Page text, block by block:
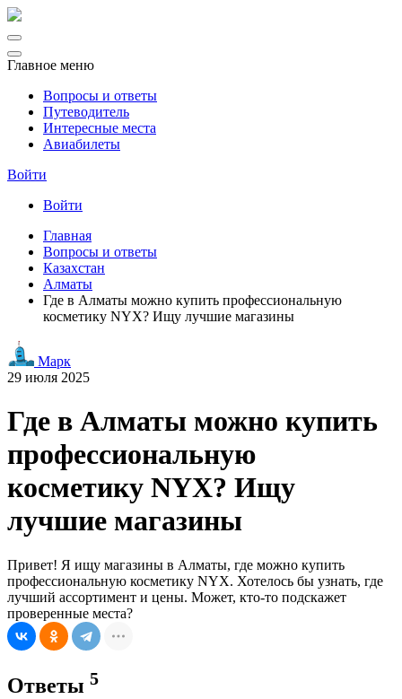
Главное меню
Вопросы и ответы
Путеводитель
Интересные места
Авиабилеты
Войти
Войти
Главная
Вопросы и ответы
Казахстан
Алматы
Где в Алматы можно купить профессиональную
косметику NYX? Ищу лучшие магазины
Марк
29 июля 2025
Где в Алматы можно купить
профессиональную
косметику NYX? Ищу
лучшие магазины
Привет! Я ищу магазины в Алматы, где можно купить
профессиональную косметику NYX. Хотелось бы узнать, где
лучший ассортимент и цены. Может, кто-то подскажет
проверенные места?
Ответы 5